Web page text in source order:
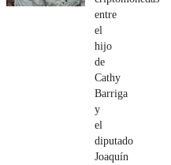
entre
el
hijo
de
Cathy
Barriga
y
el
diputado
Joaquín